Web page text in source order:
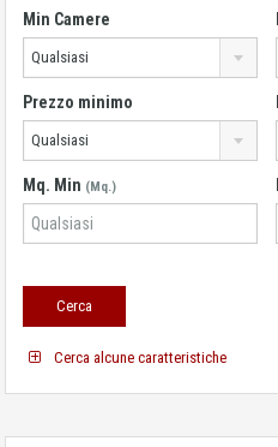
Min Camere
Qualsiasi
Prezzo minimo
Qualsiasi
Mq. Min (Mq.)
Cerca alcune caratteristiche